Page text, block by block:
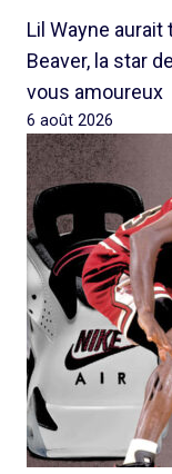
Lil Wayne aurait
Beaver, la star
vous amoureux
6 août 2026